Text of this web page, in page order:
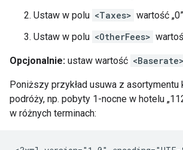
Ustaw w polu <Taxes> wartość „0”
Ustaw w polu <OtherFees>
Opcjonalnie: ustaw wartość <Baserate>
Poniższy przykład usuwa z asortymentu
podróży, np. pobyty 1-nocne w hotelu
w różnych terminach: